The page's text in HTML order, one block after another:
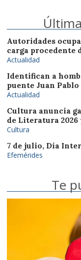
Autoridades
carga procedente
Actualidad
Identifican a
puente Juan
Actualidad
Cultura anuncia
de Literatura 2026
Cultura
7 de julio, Día
Efemérides
Te